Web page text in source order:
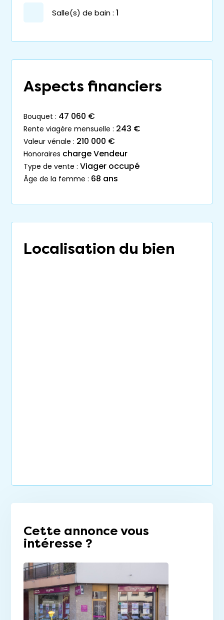
salle(s) de bain : 1
Aspects financiers
bouquet : 47 060 €
rente viagère mensuelle : 243 €
valeur vénale : 210 000 €
honoraires charge Vendeur
type de vente : Viager occupé
âge de la femme : 68 ans
Localisation du bien
Cette annonce vous
intéresse ?